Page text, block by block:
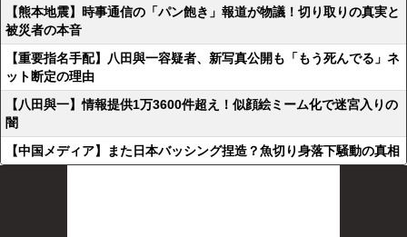
【熊本地震】時事通信の「パン飽き」報道が物議！切り取りの真実と
被災者の本音
【重要指名手配】八田與一容疑者、新写真公開も「もう死んでる」ネ
ット断定の理由
【八田與一】情報提供1万3600件超え！似顔絵ミーム化で迷宮入りの
闇
【中国メディア】また日本バッシング捏造？魚切り身落下騒動の真相